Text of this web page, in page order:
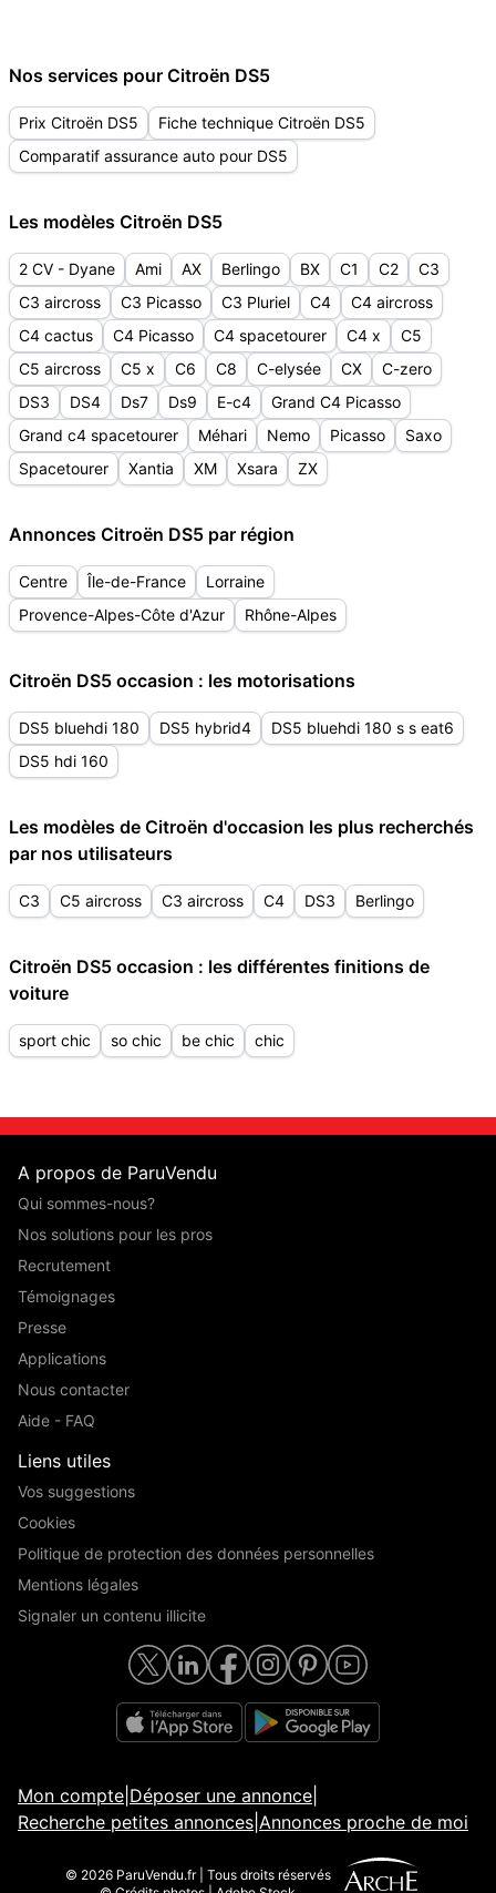
Nos services pour Citroën DS5
Prix Citroën DS5
Fiche technique Citroën DS5
Comparatif assurance auto pour DS5
Les modèles Citroën DS5
2 CV - Dyane Ami AX Berlingo BX C1 C2
C3
C3 aircross
C3 Picasso C3 Pluriel C4
C4 aircross
C4 cactus
C4 Picasso C4 spacetourer C4 x
C5
C5 aircross
C5 x C6 C8 C-elysée CX
C-zero
DS3
DS4 Ds7 Ds9 E-c4
Grand C4 Picasso
Grand c4 spacetourer
Méhari Nemo Picasso
Saxo
Spacetourer
Xantia XM Xsara ZX
Annonces Citroën DS5 par région
Centre Île-de-France
Lorraine
Provence-Alpes-Côte d'Azur
Rhône-Alpes
Citroën DS5 occasion : les motorisations
DS5 bluehdi 180 DS5 hybrid4
DS5 bluehdi 180 s s eat6
DS5 hdi 160
Les modèles de Citroën d'occasion les plus recherchés
par nos utilisateurs
C3 C5 aircross C3 aircross C4 DS3 Berlingo
Citroën DS5 occasion : les différentes finitions de
voiture
sport chic so chic be chic chic
A propos de ParuVendu
Qui sommes-nous?
Nos solutions pour les pros
Recrutement
Témoignages
Presse
Applications
Nous contacter
Aide - FAQ
Liens utiles
Vos suggestions
Cookies
Politique de protection des données personnelles
Mentions légales
Signaler un contenu illicite
Mon compte Déposer une annonce
Recherche petites annonces Annonces proche de moi
© 2026 ParuVendu.fr | Tous droits réservés